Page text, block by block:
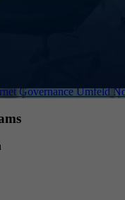
Governance Umfeld